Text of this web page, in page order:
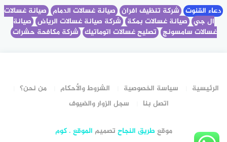
دعاء القنوتشركة تنظيف افرانصيانة غسالات الدمامصيانة غسالات
ال جيصيانة غسالات بمكةشركة صيانة غسالات الرياضصيانة
غسالات سامسونجتصليح غسالات اتوماتيكشركة مكافحة حشرات
الرئيسية سياسة الخصوصية الشروط والأحكام
من نحن؟
اتصل بنا
سجل الزوار والضيوف
موقع طريق النجاح تصميم الموقع . كوم